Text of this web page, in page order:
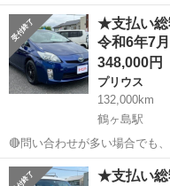
しておりますので、気にせずお
番号◆ S3FG0901 ◆支払い総額◆ 36.8万円 上記の金額は、
リサイクル券...
埼玉 川越市 鶴ヶ島駅
★支払い総
令和6年7
348,000円
プリウス
132,000km
鶴ヶ島駅
🔴問い合わせが多い場合でも
しておりますので、気にせずお
埼玉 川越市 鶴ヶ島駅
★支払い総